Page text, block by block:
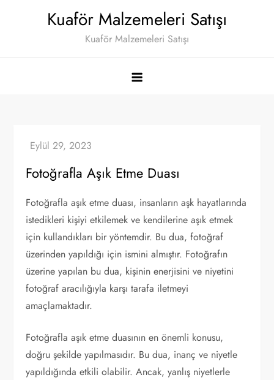
Kuaför Malzemeleri Satışı
Kuaför Malzemeleri Satışı
Fotoğrafla Aşık Etme Duası
Fotoğrafla aşık etme duası, insanların aşk hayatlarında
istedikleri kişiyi etkilemek ve kendilerine aşık etmek
için kullandıkları bir yöntemdir. Bu dua, fotoğraf
üzerinden yapıldığı için ismini almıştır. Fotoğrafın
üzerine yapılan bu dua, kişinin enerjisini ve niyetini
fotoğraf aracılığıyla karşı tarafa iletmeyi
amaçlamaktadır.
Fotoğrafla aşık etme duasının en önemli konusu,
doğru şekilde yapılmasıdır. Bu dua, inanç ve niyetle
yapıldığında etkili olabilir. Ancak, yanlış niyetlerle